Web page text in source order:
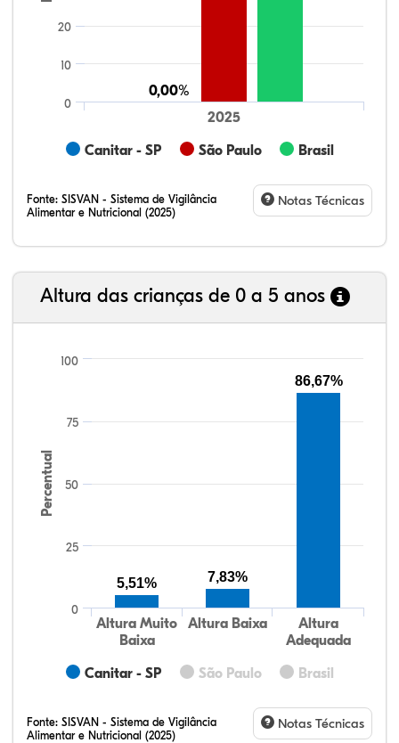
0,00%
0,00%
Canitar - SP São Paulo Brasil
2025
0
10
20
Fonte: SISVAN - Sistema de Vigilância
Alimentar e Nutricional (2025)
Notas Técnicas
Altura das crianças de 0 a 5 anos
Percentual
Canitar - SP São Paulo Brasil
Altura Muito
Baixa
Altura Baixa
Altura
Adequada
0
100
25
50
75
5,51% 7,83%
86,67%
Fonte: SISVAN - Sistema de Vigilância
Alimentar e Nutricional (2025)
Notas Técnicas